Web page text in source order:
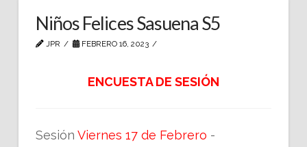
Niños Felices Sasuena S5
JPR FEBRERO 16, 2023
ENCUESTA DE SESIÓN
Sesión Viernes 17 de Febrero -